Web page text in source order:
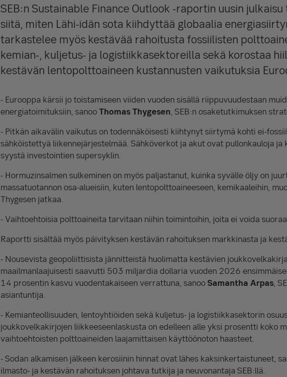
SEB:n Sustainable Finance Outlook -raportin uusin
siitä, miten Lähi-idän sota kiihdyttää globaalia
tarkastelee myös kestävää rahoitusta fossiilisten
kemian-, kuljetus- ja logistiikkasektoreilla sekä korostaa
kestävän lentopolttoaineen kustannusten vaikutuksia
- Eurooppa kärsii jo toistamiseen viiden vuoden sisällä riippuvuudestaan
energiatoimituksiin, sanooThomas Thygesen, SEB:n osaketutkimuksen
- Pitkän aikavälin vaikutus on todennäköisesti kiihtynyt siirtymä kohti ei-
sähköistettyä liikennejärjestelmää. Sähköverkot ja akut ovat pullonkauloja ja
syystä investointien supersyklin.
- Hormuzinsalmen sulkeminen on myös paljastanut, kuinka syvälle öljy on
massatuotannon osa-alueisiin, kuten lentopolttoaineeseen, kemikaaleihin,
Thygesen jatkaa.
- Vaihtoehtoisia polttoaineita tarvitaan niihin toimintoihin, joita ei voida
Raportti sisältää myös päivityksen kestävän rahoituksen markkinasta ja
- Nousevista geopoliittisista jännitteistä huolimatta kestävien
maailmanlaajuisesti saavutti 503 miljardia dollaria vuoden 2026
14 prosentin kasvu vuodentakaiseen verrattuna, sanooSamantha Arpas,
asiantuntija.
- Kemianteollisuuden, lentoyhtiöiden sekä kuljetus- ja logistiikkasektorin
joukkovelkakirjojen liikkeeseenlaskusta on edelleen alle yksi prosentti koko
vaihtoehtoisten polttoaineiden laajamittaisen käyttöönoton haasteet.
- Sodan alkamisen jälkeen kerosiinin hinnat ovat lähes kaksinkertaistuneet,
ilmasto- ja kestävän rahoituksen johtava tutkija ja neuvonantaja SEB:llä.